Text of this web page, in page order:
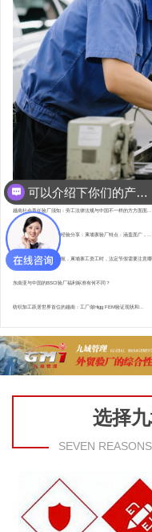
越南社会责任验厂须知：劳工法律法规与中国不一样的方方面面...
东南亚资深验厂顾问的经验分享：柬埔寨验厂特点 : 涵盖面广，...
直赴柬埔寨，为验厂护航，柬埔寨工资工时，法定节假需要注意
东南亚与中国的BSCI验厂福利标准有何不同？
纺织加工跃居世界首位的越南：工厂做Higg FEM验证现状和...
选择
SEVEN